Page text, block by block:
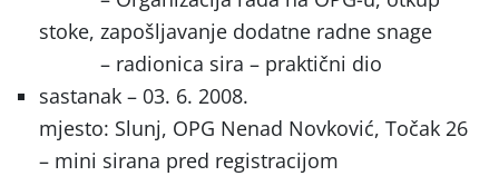
stoke, zapošljavanje dodatne radne snage
– radionica sira – praktični dio
sastanak – 03. 6. 2008.
mjesto: Slunj, OPG Nenad Novković, Točak 26
– mini sirana pred registracijom